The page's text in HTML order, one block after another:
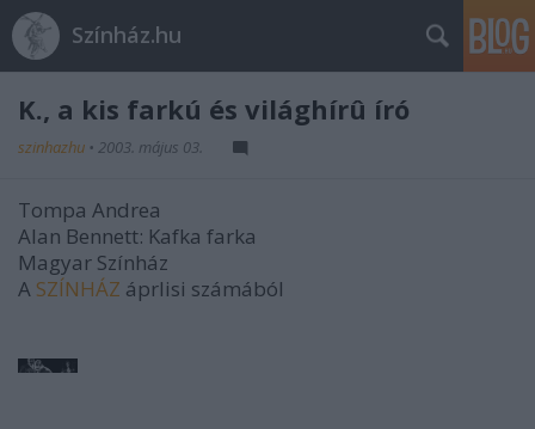
Színház.hu
K., a kis farkú és világhírû író
szinhazhu • 2003. május 03.
Tompa Andrea
Alan Bennett: Kafka farka
Magyar Színház
A SZÍNHÁZ áprlisi számából